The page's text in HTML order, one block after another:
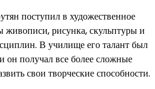
поступил в художественное
живописи, рисунка, скульптуры и
В училище его талант был
он получал все более сложные
свои творческие способности.